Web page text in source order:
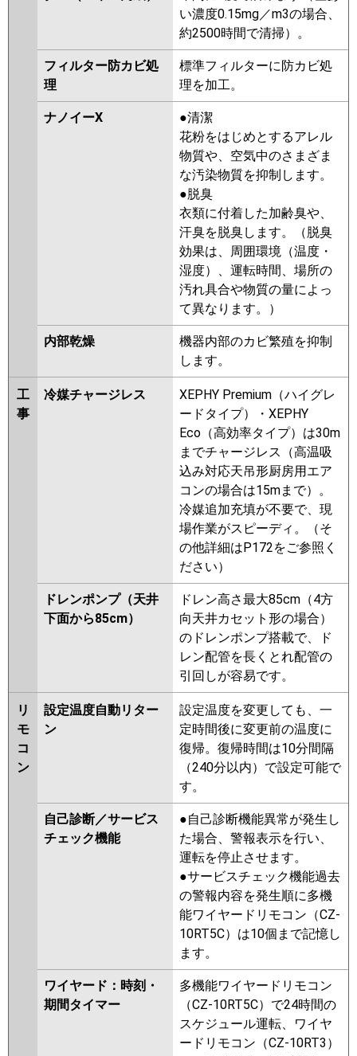
い濃度0.15mg／m3の場合、
約2500時間で清掃）。
フィルター防カビ処
理
標準フィルターに防カビ処
理を加工。
ナノイーX
●清潔
花粉をはじめとするアレル
物質や、空気中のさまざま
な汚染物質を抑制します。
●脱臭
衣類に付着した加齢臭や、
汗臭を脱臭します。（脱臭
効果は、周囲環境（温度・
湿度）、運転時間、場所の
汚れ具合や物質の量によっ
て異なります。）
内部乾燥
機器内部のカビ繁殖を抑制
します。
工
事
冷媒チャージレス
XEPHY Premium（ハイグレ
ードタイプ）・XEPHY
Eco（高効率タイプ）は30m
までチャージレス（高温吸
込み対応天吊形厨房用エア
コンの場合は15mまで）。
冷媒追加充填が不要で、現
場作業がスピーディ。（そ
の他詳細はP172をご参照く
ださい）
ドレンポンプ（天井
下面から85cm）
ドレン高さ最大85cm（4方
向天井カセット形の場合）
のドレンポンプ搭載で、ド
レン配管を長くとれ配管の
引回しが容易です。
リ
モ
コ
ン
設定温度自動リター
ン
設定温度を変更しても、一
定時間後に変更前の温度に
復帰。復帰時間は10分間隔
（240分以内）で設定可能で
す。
自己診断／サービス
チェック機能
●自己診断機能異常が発生し
た場合、警報表示を行い、
運転を停止させます。
●サービスチェック機能過去
の警報内容を発生順に多機
能ワイヤードリモコン（CZ-
10RT5C）は10個まで記憶し
ます。
ワイヤード：時刻・
期間タイマー
多機能ワイヤードリモコン
（CZ-10RT5C）で24時間の
スケジュール運転、ワイヤ
ードリモコン（CZ-10RT3）